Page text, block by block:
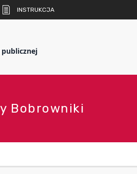
INSTRUKCJA
Bobrowniki